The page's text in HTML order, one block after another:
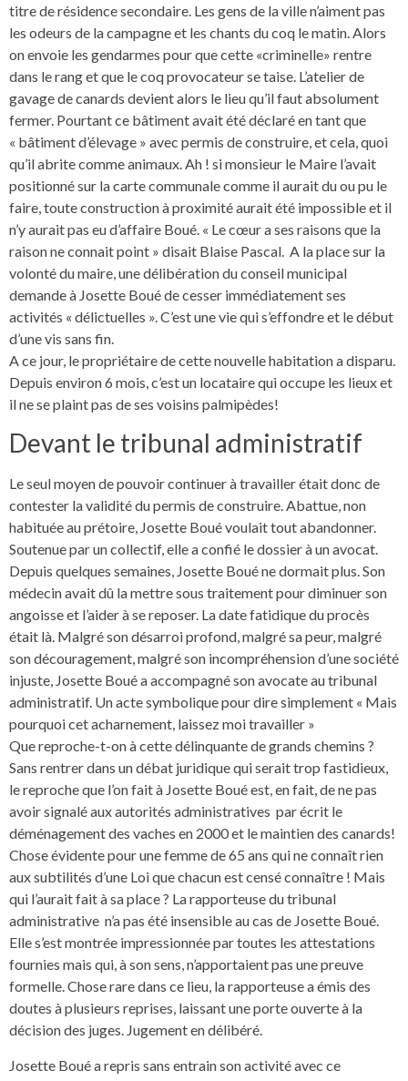
titre de résidence secondaire. Les gens de la ville n’aiment pas
les odeurs de la campagne et les chants du coq le matin. Alors
on envoie les gendarmes pour que cette «criminelle» rentre
dans le rang et que le coq provocateur se taise. L’atelier de
gavage de canards devient alors le lieu qu’il faut absolument
fermer. Pourtant ce bâtiment avait été déclaré en tant que
« bâtiment d’élevage » avec permis de construire, et cela, quoi
qu’il abrite comme animaux. Ah ! si monsieur le Maire l’avait
positionné sur la carte communale comme il aurait du ou pu le
faire, toute construction à proximité aurait été impossible et il
n’y aurait pas eu d’affaire Boué. « Le cœur a ses raisons que la
raison ne connait point » disait Blaise Pascal. A la place sur la
volonté du maire, une délibération du conseil municipal
demande à Josette Boué de cesser immédiatement ses
activités « délictuelles ». C’est une vie qui s’effondre et le début
d’une vis sans fin.
A ce jour, le propriétaire de cette nouvelle habitation a disparu.
Depuis environ 6 mois, c’est un locataire qui occupe les lieux et
il ne se plaint pas de ses voisins palmipèdes!
Devant le tribunal administratif
Le seul moyen de pouvoir continuer à travailler était donc de
contester la validité du permis de construire. Abattue, non
habituée au prétoire, Josette Boué voulait tout abandonner.
Soutenue par un collectif, elle a confié le dossier à un avocat.
Depuis quelques semaines, Josette Boué ne dormait plus. Son
médecin avait dû la mettre sous traitement pour diminuer son
angoisse et l’aider à se reposer. La date fatidique du procès
était là. Malgré son désarroi profond, malgré sa peur, malgré
son découragement, malgré son incompréhension d’une société
injuste, Josette Boué a accompagné son avocate au tribunal
administratif. Un acte symbolique pour dire simplement « Mais
pourquoi cet acharnement, laissez moi travailler »
Que reproche-t-on à cette délinquante de grands chemins ?
Sans rentrer dans un débat juridique qui serait trop fastidieux,
le reproche que l’on fait à Josette Boué est, en fait, de ne pas
avoir signalé aux autorités administratives par écrit le
déménagement des vaches en 2000 et le maintien des canards!
Chose évidente pour une femme de 65 ans qui ne connaît rien
aux subtilités d’une Loi que chacun est censé connaître ! Mais
qui l’aurait fait à sa place ? La rapporteuse du tribunal
administrative n’a pas été insensible au cas de Josette Boué.
Elle s’est montrée impressionnée par toutes les attestations
fournies mais qui, à son sens, n’apportaient pas une preuve
formelle. Chose rare dans ce lieu, la rapporteuse a émis des
doutes à plusieurs reprises, laissant une porte ouverte à la
décision des juges. Jugement en délibéré.
Josette Boué a repris sans entrain son activité avec ce